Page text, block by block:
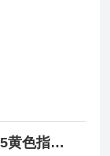
SC-T45黄色指数仪